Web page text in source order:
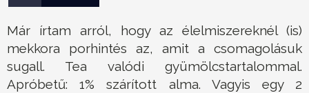
Már írtam arról, hogy az élelmiszereknél (is)
mekkora porhintés az, amit a csomagolásuk
sugall. Tea valódi gyümölcstartalommal.
Apróbetű: 1% szárított alma. Vagyis egy 2